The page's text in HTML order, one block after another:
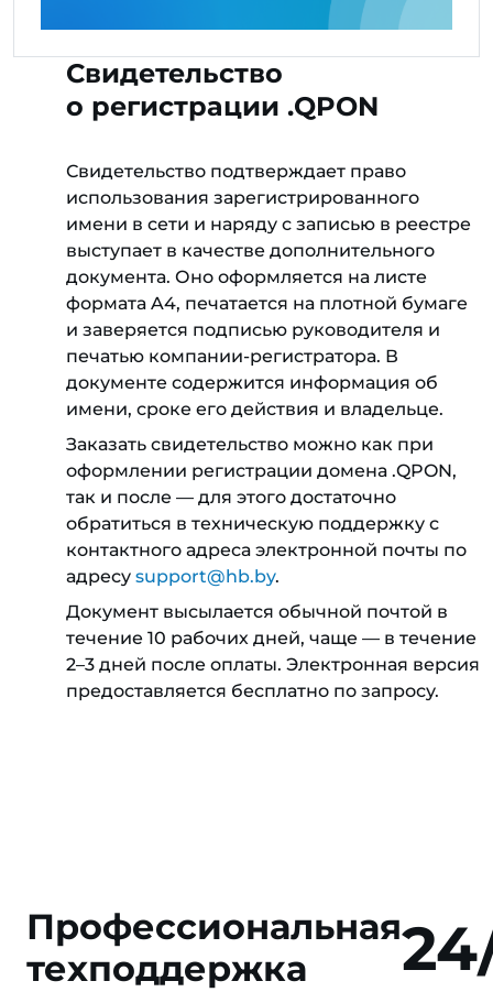
Свидетельство
о регистрации .QPON
Свидетельство подтверждает право
использования зарегистрированного
имени в сети и наряду с записью в реестре
выступает в качестве дополнительного
документа. Оно оформляется на листе
формата A4, печатается на плотной бумаге
и заверяется подписью руководителя и
печатью компании-регистратора. В
документе содержится информация об
имени, сроке его действия и владельце.
Заказать свидетельство можно как при
оформлении регистрации домена .QPON,
так и после — для этого достаточно
обратиться в техническую поддержку с
контактного адреса электронной почты по
адресу support@hb.by.
Документ высылается обычной почтой в
течение 10 рабочих дней, чаще — в течение
2–3 дней после оплаты. Электронная версия
предоставляется бесплатно по запросу.
Профессиональная
техподдержка